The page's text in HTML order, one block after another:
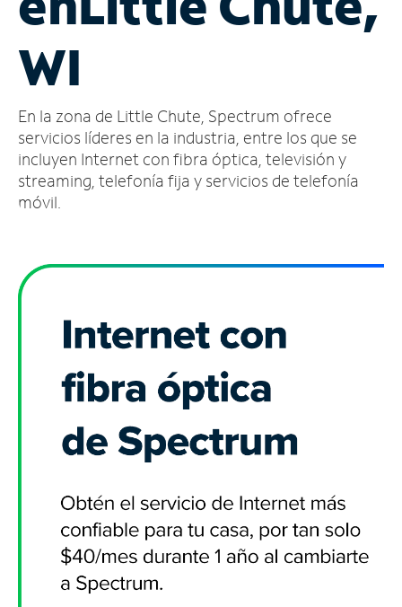
cuenta
Encuentra
tienda
WI
En la zona de Little Chute, Spectrum ofrece
servicios líderes en la industria, entre los que se
incluyen Internet con fibra óptica, televisión y
streaming, telefonía fija y servicios de telefonía
móvil.